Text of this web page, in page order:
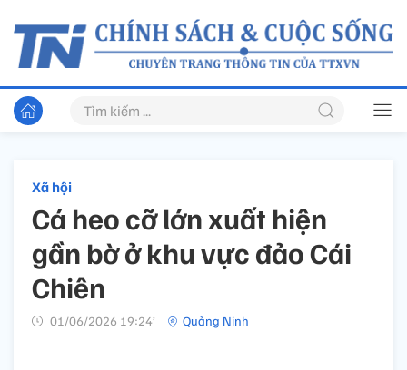
Xã hội
Cá heo cỡ lớn xuất hiện
gần bờ ở khu vực đảo Cái
Chiên
01/06/2026 19:24’ Quảng Ninh